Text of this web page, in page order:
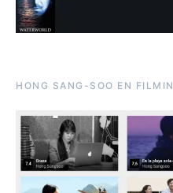
HONG SANG-SOO EN FILMIN